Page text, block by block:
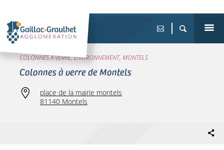
COLONNES À VERRE, ENVIRONNEMENT, MONTELS
Colonnes à verre de Montels
place de la mairie montels
81140 Montels